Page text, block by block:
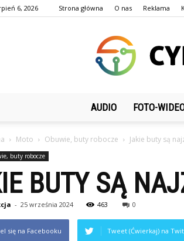
6, 2026 Strona główna O nas Reklama
AUDIO FOTO-
Moto Obuwie, buty robocze Jakie buty są
buty robocze
BUTY SĄ
- 25 września 2024 463 0
się na Facebooku Tweet (Ćwierkaj) na